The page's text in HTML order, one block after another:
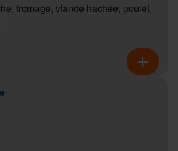
fromage, viande hachée, poulet,